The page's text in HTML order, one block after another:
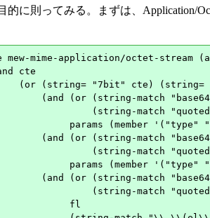
的に則ってみる。まずは、Application/
mew-mime-application/octet-
cte
(or (string= "7bit" cte) (string=
(and (or (string-match
(string-match
params (member '("type"
(and (or (string-match
(string-match
params (member '("type"
(and (or (string-match
(string-match